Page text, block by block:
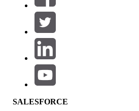
FILTER AUSWÄHLEN
Produktbereich
Auswirkungen auf Funktionen
SALESFORCE